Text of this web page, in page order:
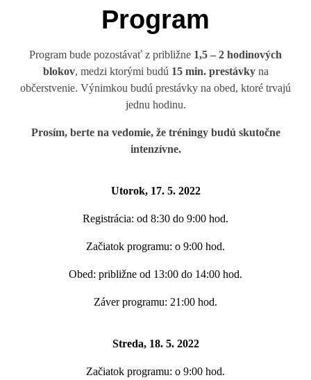
Program
Program bude pozostávať z približne 1,5 – 2 hodinových
blokov, medzi ktorými budú 15 min. prestávkyna
občerstvenie. Výnimkou budú prestávky na obed, ktoré trvajú
jednu hodinu.
Prosím, berte na vedomie, že tréningy budú skutočne
intenzívne.
Utorok, 17. 5. 2022
Registrácia: od 8:30 do 9:00 hod.
Začiatok programu: o 9:00 hod.
Obed: približne od 13:00 do 14:00 hod.
Záver programu: 21:00 hod.
Streda, 18. 5. 2022
Začiatok programu: o 9:00 hod.